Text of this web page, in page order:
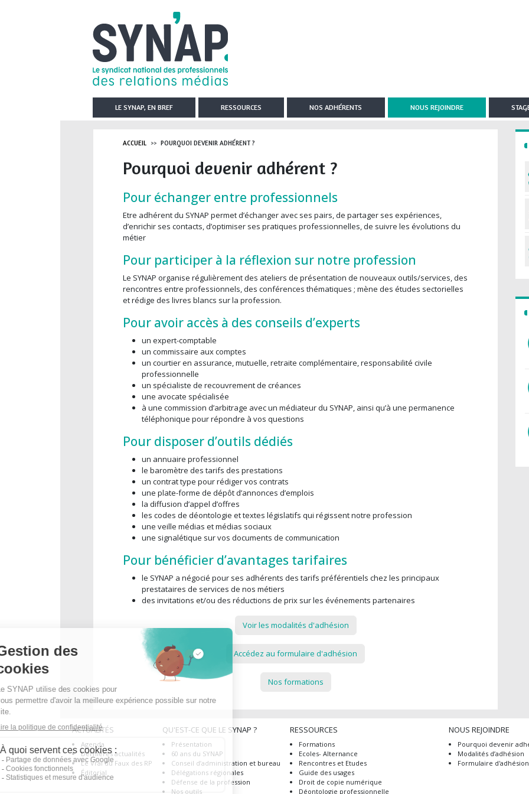
LE SYNAP, EN BREF RESSOURCES NOS ADHÉRENTS NOUS REJOINDRE
ACCUEIL POURQUOI DEVENIR ADHÉRENT ?
Pourquoi devenir adhérent ?
Pour échanger entre professionnels
Etre adhérent du SYNAP permet d’échanger avec ses pairs, de partager ses expériences,
d’enrichir ses contacts, d’optimiser ses pratiques professionnelles, de suivre les évolutions du
métier
Pour participer à la réflexion sur notre profession
Le SYNAP organise régulièrement des ateliers de présentation de nouveaux outils/services, des
rencontres entre professionnels, des conférences thématiques ; mène des études sectorielles
et rédige des livres blancs sur la profession.
Pour avoir accès à des conseils d’experts
un expert-comptable
un commissaire aux comptes
un courtier en assurance, mutuelle, retraite complémentaire, responsabilité civile
professionnelle
un spécialiste de recouvrement de créances
une avocate spécialisée
à une commission d’arbitrage avec un médiateur du SYNAP, ainsi qu’à une permanence
téléphonique pour répondre à vos questions
Pour disposer d’outils dédiés
un annuaire professionnel
le baromètre des tarifs des prestations
un contrat type pour rédiger vos contrats
une plate-forme de dépôt d’annonces d’emplois
la diffusion d’appel d’offres
les codes de déontologie et textes législatifs qui régissent notre profession
une veille médias et médias sociaux
une signalétique sur vos documents de communication
Pour bénéficier d’avantages tarifaires
le SYNAP a négocié pour ses adhérents des tarifs préférentiels chez les principaux
prestataires de services de nos métiers
des invitations et/ou des réductions de prix sur les événements partenaires
Voir les modalités d'adhésion
Accédez au formulaire d'adhésion
Nos formations
ACTUALITÉS
Agenda
Dernières actualités
Le Vrai du Faux des RP
Éditorial
QU'EST-CE QUE LE SYNAP ?
Présentation
60 ans du SYNAP
Conseil d’administration et bureau
Délégations régionales
Défense de la profession
Nos outils
RESSOURCES
Formations
Ecoles- Alternance
Rencontres et Etudes
Guide des usages
Droit de copie numérique
Déontologie professionnelle
NOUS REJOINDRE
Pourquoi devenir
Modalités d’adhésion
Formulaire d'adhésion